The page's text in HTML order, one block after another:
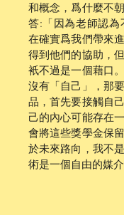
和概念，爲什麼不
答:「因為老師認
在確實爲我們帶來
得到他們的協助，
衹不過是一個藉口
沒有「自己」，那
品，首先要接觸自
己的內心可能存在
會將這些獎學金保
於未來路向，我不
術是一個自由的媒